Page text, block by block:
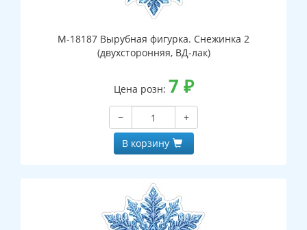
М-18187 Вырубная фигурка. Снежинка 2
(двухсторонняя, ВД-лак)
Цена розн: 7 ₽
−
+
В корзину